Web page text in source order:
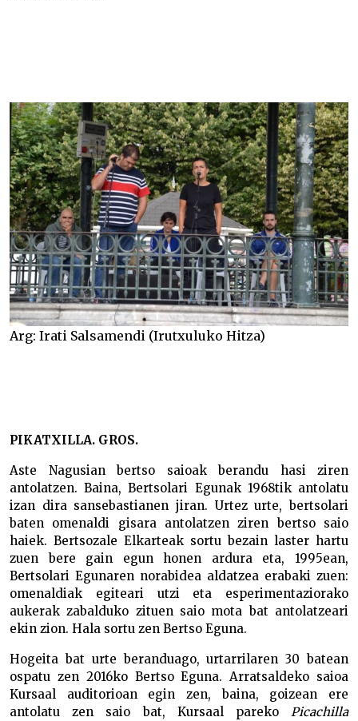
Arg: Irati Salsamendi (Irutxuluko Hitza)
PIKATXILLA. GROS.
Aste Nagusian bertso saioak berandu hasi ziren
antolatzen. Baina, Bertsolari Egunak 1968tik antolatu
izan dira sansebastianen jiran. Urtez urte, bertsolari
baten omenaldi gisara antolatzen ziren bertso saio
haiek. Bertsozale Elkarteak sortu bezain laster hartu
zuen bere gain egun honen ardura eta, 1995ean,
Bertsolari Egunaren norabidea aldatzea erabaki zuen:
omenaldiak egiteari utzi eta esperimentaziorako
aukerak zabalduko zituen saio mota bat antolatzeari
ekin zion. Hala sortu zen Bertso Eguna.
Hogeita bat urte beranduago, urtarrilaren 30 batean
ospatu zen 2016ko Bertso Eguna. Arratsaldeko saioa
Kursaal auditorioan egin zen, baina, goizean ere
antolatu zen saio bat, Kursaal pareko Picachilla